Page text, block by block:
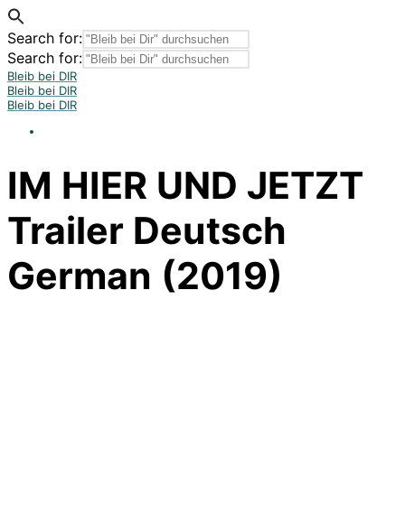
Search for:
Search for:
Bleib bei DIR
Bleib bei DIR
Bleib bei DIR
IM HIER UND JETZT
Trailer Deutsch
German (2019)